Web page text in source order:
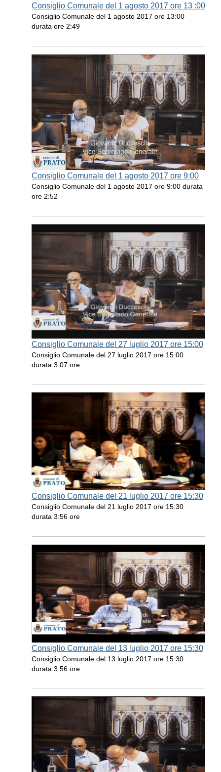
Consiglio Comunale del 1 agosto 2017 ore 13 :00
Consiglio Comunale del 1 agosto 2017 ore 13:00
durata ore 2:49
Consiglio Comunale del 1 agosto 2017 ore 9:00
Consiglio Comunale del 1 agosto 2017 ore 9:00 durata
ore 2:52
Consiglio Comunale del 27 luglio 2017 ore 15:00
Consiglio Comunale del 27 luglio 2017 ore 15:00
durata 3:07 ore
Consiglio Comunale del 21 luglio 2017 ore 15:30
Consiglio Comunale del 21 luglio 2017 ore 15:30
durata 3:56 ore
Consiglio Comunale del 13 luglio 2017 ore 15:30
Consiglio Comunale del 13 luglio 2017 ore 15:30
durata 3:56 ore